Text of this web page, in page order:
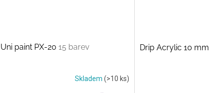
Uni paint PX-20 15 barev
Skladem (>10 ks)
Drip Acrylic 10 mm